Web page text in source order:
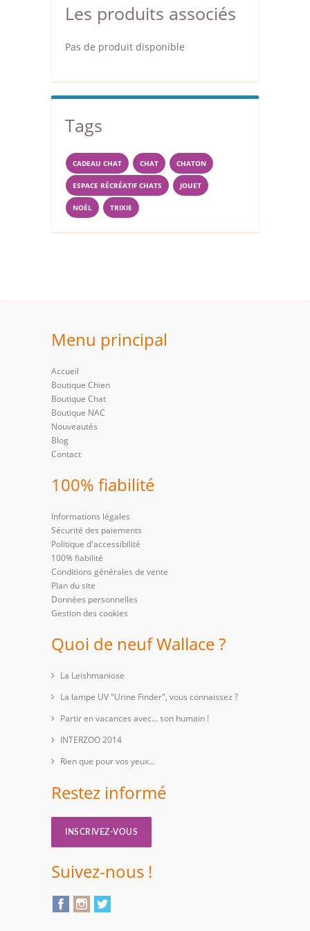
Les produits associés
Pas de produit disponible
Tags
CADEAU CHAT CHAT CHATON
ESPACE RÉCRÉATIF CHATS JOUET
NOËL TRIXIE
Menu principal
Accueil
Boutique Chien
Boutique Chat
Boutique NAC
Nouveautés
Blog
Contact
100% fiabilité
Informations légales
Sécurité des paiements
Politique d'accessibilité
100% fiabilité
Conditions générales de vente
Plan du site
Données personnelles
Gestion des cookies
Quoi de neuf Wallace ?
La Leishmaniose
La lampe UV "Urine Finder", vous connaissez ?
Partir en vacances avec… son humain !
INTERZOO 2014
Rien que pour vos yeux...
Restez informé
INSCRIVEZ-VOUS
Suivez-nous !